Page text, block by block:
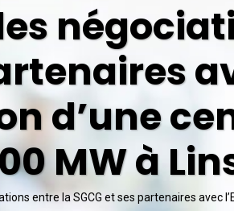
d’une
MW à
entre la SGCG et ses partenaires avec